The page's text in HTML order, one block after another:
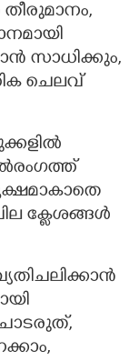
സാധിക്കും,
ചെലവ്
ക്ലേശങ്ങൾ